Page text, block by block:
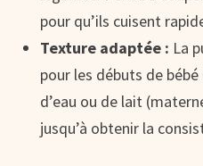
pour qu’ils cuisent
Texture adaptée : La
pour les débuts de
d’eau ou de lait
jusqu’à obtenir la